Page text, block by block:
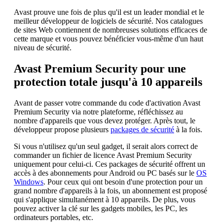
Avast prouve une fois de plus qu'il est un leader mondial et le
meilleur développeur de logiciels de sécurité. Nos catalogues
de sites Web contiennent de nombreuses solutions efficaces de
cette marque et vous pouvez bénéficier vous-même d'un haut
niveau de sécurité.
Avast Premium Security pour une
protection totale jusqu'à 10 appareils
Avant de passer votre commande du code d'activation Avast
Premium Security via notre plateforme, réfléchissez au
nombre d'appareils que vous devez protéger. Après tout, le
développeur propose plusieurs packages de sécurité à la fois.
Si vous n'utilisez qu'un seul gadget, il serait alors correct de
commander un fichier de licence Avast Premium Security
uniquement pour celui-ci. Ces packages de sécurité offrent un
accès à des abonnements pour Android ou PC basés sur le OS
Windows. Pour ceux qui ont besoin d'une protection pour un
grand nombre d'appareils à la fois, un abonnement est proposé
qui s'applique simultanément à 10 appareils. De plus, vous
pouvez activer la clé sur les gadgets mobiles, les PC, les
ordinateurs portables, etc.